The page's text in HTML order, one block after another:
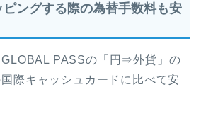
ングする際の為替手数料も安
GLOBAL PASSの「円⇒外貨」の
際キャッシュカードに比べて安